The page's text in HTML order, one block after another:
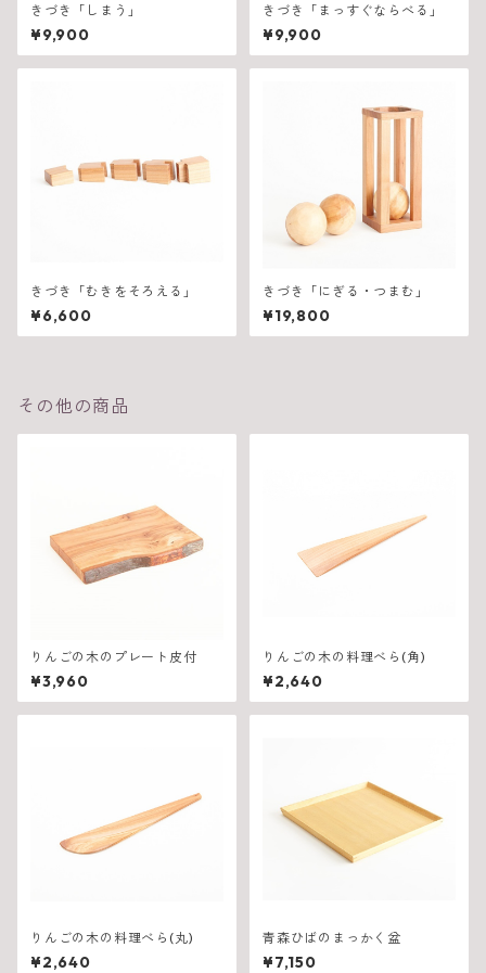
きづき「しまう」
¥9,900
きづき「まっすぐならべる」
¥9,900
きづき「むきをそろえる」
¥6,600
きづき「にぎる・つまむ」
¥19,800
その他の商品
りんごの木のプレート皮付
¥3,960
りんごの木の料理べら(角)
¥2,640
りんごの木の料理べら(丸)
¥2,640
青森ひばのまっかく盆
¥7,150